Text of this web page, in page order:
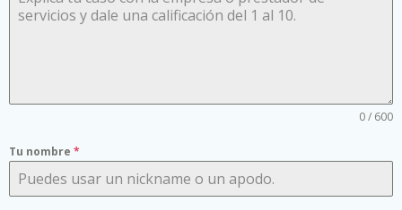
0 / 600
Tu nombre *